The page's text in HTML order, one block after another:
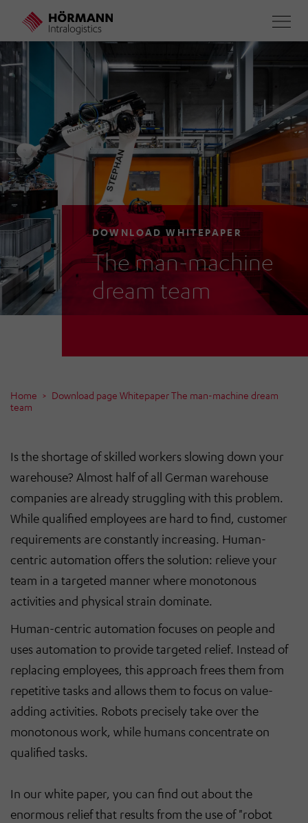
main
content
DOWNLOAD WHITEPAPER
The man-machine
dream team
Home
Download page Whitepaper The man-machine dream
team
Is the shortage of skilled workers slowing down your
warehouse? Almost half of all German warehouse
companies are already struggling with this problem.
While qualified employees are hard to find, customer
requirements are constantly increasing. Human-
centric automation offers the solution: relieve your
team in a targeted manner where monotonous
activities and physical strain dominate.
Human-centric automation focuses on people and
uses automation to provide targeted relief. Instead of
replacing employees, this approach frees them from
repetitive tasks and allows them to focus on value-
adding activities. Robots precisely take over the
monotonous work, while humans concentrate on
qualified tasks.
In our white paper, you can find out about the
enormous relief that results from the use of "robot